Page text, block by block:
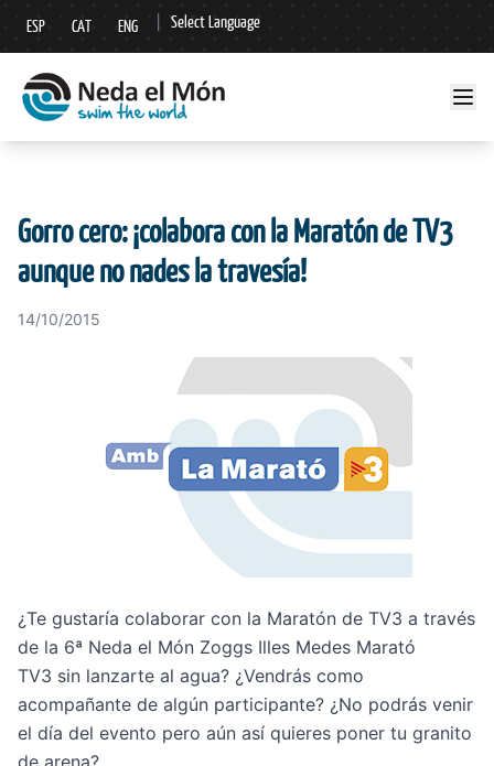
ESP CAT ENG Select Language
▼
Gorro cero: ¡colabora con la Maratón de TV3
aunque no nades la travesía!
14/10/2015
¿Te gustaría colaborar con la Maratón de TV3 a través
de la 6ª Neda el Món Zoggs Illes Medes Marató
TV3 sin lanzarte al agua? ¿Vendrás como
acompañante de algún participante? ¿No podrás venir
el día del evento pero aún así quieres poner tu granito
de arena?